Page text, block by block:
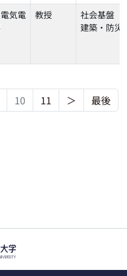
気電
教授
社会基盤（
建築・防災
10 11 ＞ 最後